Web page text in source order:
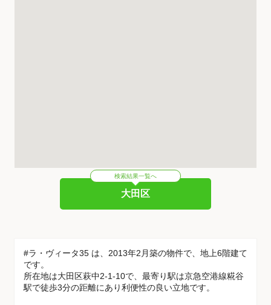
検索結果一覧へ
大田区
#ラ・ヴィータ35 は、2013年2月築の物件で、地上6階建て
です。
所在地は大田区萩中2-1-10で、最寄り駅は京急空港線糀谷
駅で徒歩3分の距離にあり利便性の良い立地です。